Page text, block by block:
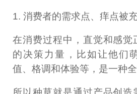
1. 消费者的需求点、痒点被
在消费过程中，直觉和感觉
的决策力量，比如让他们
值、格调和体验等，是一种全